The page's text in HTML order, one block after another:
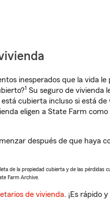
inesperados que la vida
1 Su seguro de vivienda
está cubierta incluso si está
eligen a State Farm
después de que haya
de la propiedad cubierta y de las pérdidas
Farm Archive.
de vivienda. ¡Es rápido